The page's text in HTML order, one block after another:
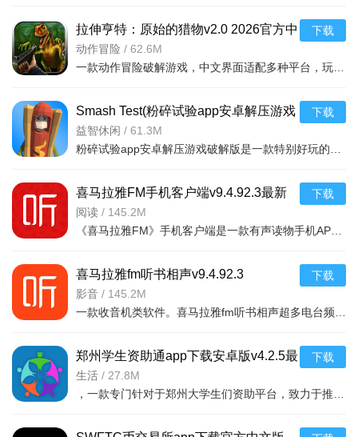
拉伸亨特：原始的猎物v2.0 2026官方中
文版
动作冒险 / 62.6M
下载
Smash Test(粉碎试验app安卓解压游戏
破解版)v1.2
益智休闲 / 61.3M
下载
喜马拉雅FM手机客户端v9.4.92.3最新
版
阅读 / 145.2M
下载
喜马拉雅fm听书相声v9.4.92.3
影音 / 145.2M
下载
郑州学生资助通app下载安卓版v4.2.5最
新版
生活 / 27.8M
下载